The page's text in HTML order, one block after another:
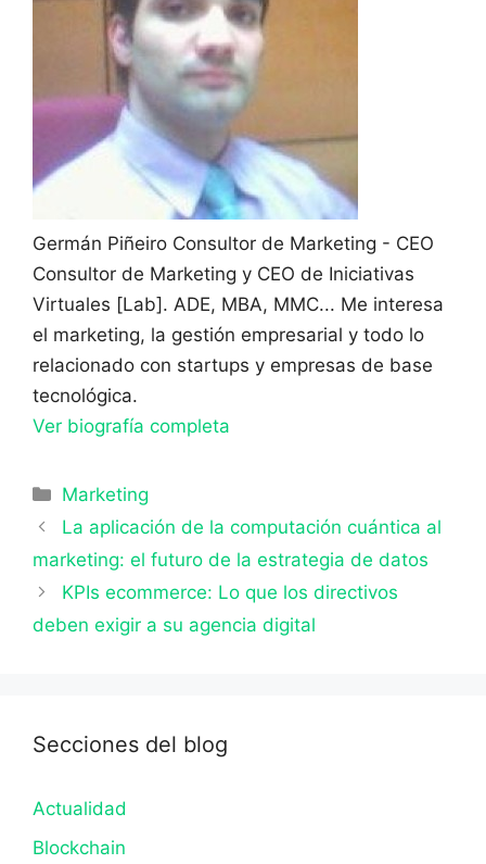
Germán Piñeiro Consultor de Marketing - CEO
Consultor de Marketing y CEO de Iniciativas
Virtuales [Lab]. ADE, MBA, MMC... Me interesa
el marketing, la gestión empresarial y todo lo
relacionado con startups y empresas de base
tecnológica.
Ver biografía completa
Categorías
Marketing
La aplicación de la computación cuántica al
marketing: el futuro de la estrategia de datos
KPIs ecommerce: Lo que los directivos
deben exigir a su agencia digital
Secciones del blog
Actualidad
Blockchain